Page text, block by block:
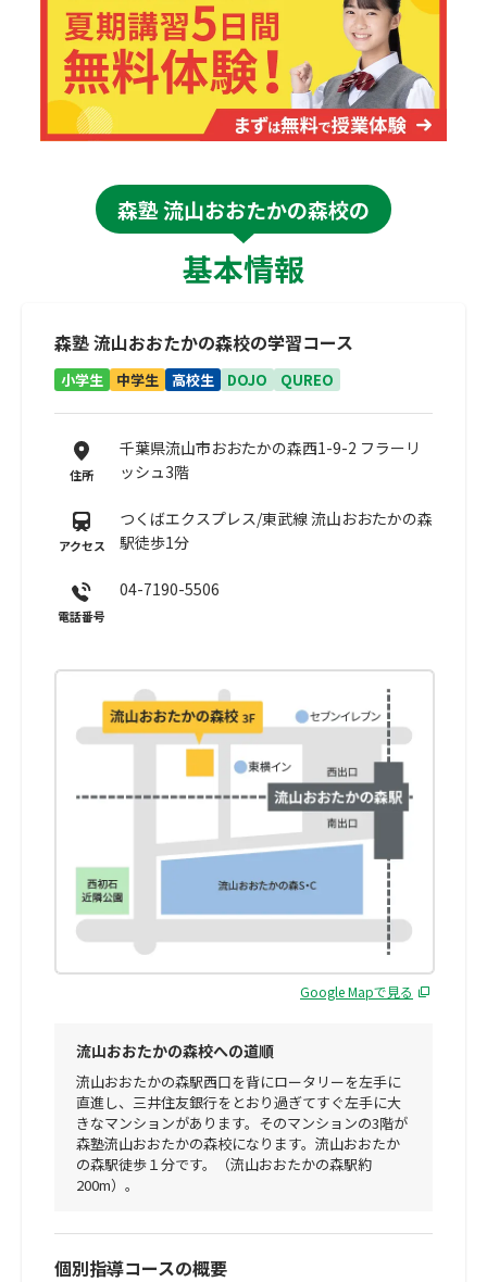
森塾 流山おおたかの森校の
基本情報
森塾 流山おおたかの森校の学習コース
小学生 中学生 高校生 DOJO QUREO
住所
千葉県流山市おおたかの森西1-9-2 フラーリ
ッシュ3階
アクセス
つくばエクスプレス/東武線 流山おおたかの森
駅徒歩1分
電話番号
04-7190-5506
個別指導コースの概要
Google Mapで見る
流山おおたかの森校への道順
流山おおたかの森駅西口を背にロータリーを左手に
直進し、三井住友銀行をとおり過ぎてすぐ左手に大
きなマンションがあります。そのマンションの3階が
森塾流山おおたかの森校になります。流山おおたか
の森駅徒歩１分です。（流山おおたかの森駅約
200m）。